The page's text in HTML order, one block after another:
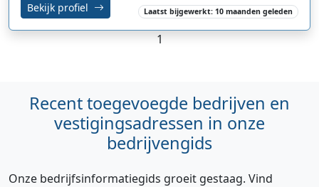
Bekijk profiel Laatst bijgewerkt: 10 maanden geleden
1
Recent toegevoegde bedrijven en
vestigingsadressen in onze
bedrijvengids
Onze bedrijfsinformatiegids groeit gestaag. Vind